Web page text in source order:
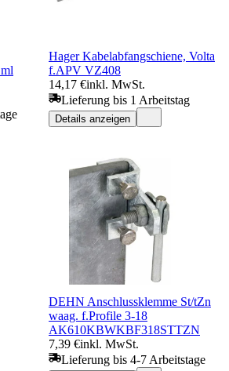
Hager Kabelabfangschiene, Volta
f.APV VZ408
14,17 €inkl. MwSt.
Lieferung bis 1 Arbeitstag
Details anzeigen
DEHN Anschlussklemme St/tZn
waag. f.Profile 3-18
AK610KBWKBF318STTZN
7,39 €inkl. MwSt.
Lieferung bis 4-7 Arbeitstage